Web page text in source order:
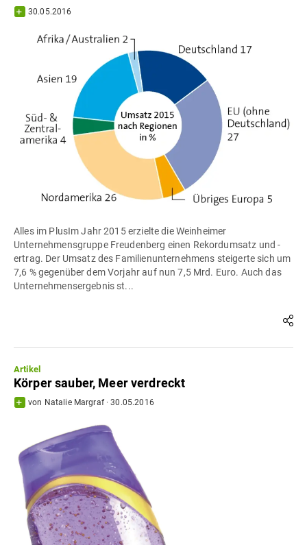
30.05.2016
Alles im PlusIm Jahr 2015 erzielte die Weinheimer
Unternehmensgruppe Freudenberg einen Rekordumsatz und -
ertrag. Der Umsatz des Familienunternehmens steigerte sich um
7,6 % gegenüber dem Vorjahr auf nun 7,5 Mrd. Euro. Auch das
Unternehmensergebnis st...
Artikel
Körper sauber, Meer verdreckt
von Natalie Margraf·30.05.2016